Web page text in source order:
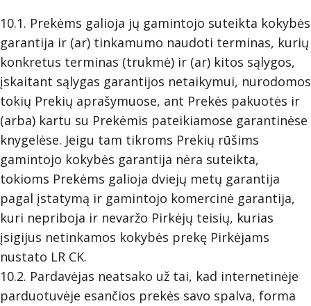
10.1. Prekėms galioja jų gamintojo suteikta kokybės
garantija ir (ar) tinkamumo naudoti terminas, kurių
konkretus terminas (trukmė) ir (ar) kitos sąlygos,
įskaitant sąlygas garantijos netaikymui, nurodomos
tokių Prekių aprašymuose, ant Prekės pakuotės ir
(arba) kartu su Prekėmis pateikiamose garantinėse
knygelėse. Jeigu tam tikroms Prekių rūšims
gamintojo kokybės garantija nėra suteikta,
tokioms Prekėms galioja dviejų metų garantija
pagal įstatymą ir gamintojo komercinė garantija,
kuri nepriboja ir nevaržo Pirkėjų teisių, kurias
įsigijus netinkamos kokybės prekę Pirkėjams
nustato LR CK.
10.2. Pardavėjas neatsako už tai, kad internetinėje
parduotuvėje esančios prekės savo spalva, forma